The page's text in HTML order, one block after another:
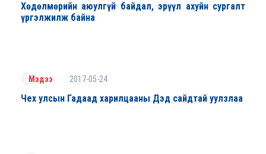
Хөдөлмөрийн аюулгүй байдал, эрүүл ахуйн сургалт
үргэлжилж байна
Мэдээ 2017-05-24
Чех улсын Гадаад харилцааны Дэд сайдтай уулзлаа